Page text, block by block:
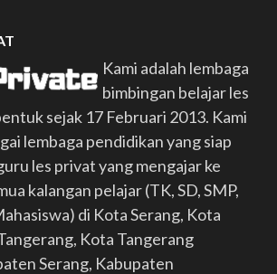
Kami adalah lembaga
bimbingan belajar les
sejak 17 Februari 2013. Kami
lembaga pendidikan yang siap
les privat yang mengajar ke
kalangan pelajar (TK, SD, SMP,
di Kota Serang, Kota
Kota Tangerang
Serang, Kabupaten